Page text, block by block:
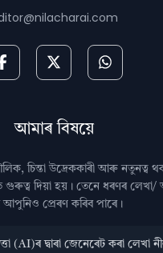
আমাৰ বিষয়ে
চিন্তা উদ্রেককাৰী আৰু নতুনত্ব
গুৰুত্ব দিয়া হয়। তেনে ধৰণৰ
আপুনিও প্রেৰণ কৰিব পাৰে।
(AI)ৰ দ্বাৰা জেনেৰেট কৰা লেখা